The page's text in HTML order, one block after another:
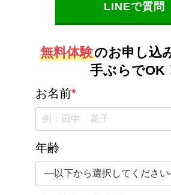
LINEで質問
無料体験のお申し込
手ぶらでOK
お名前*
年齢